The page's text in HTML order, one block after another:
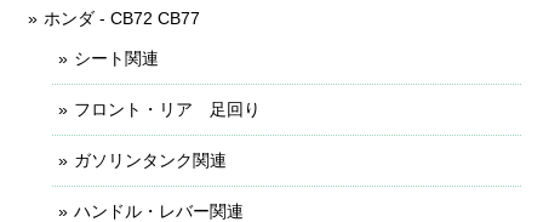
ホンダ - CB72 CB77
シート関連
フロント・リア 足回り
ガソリンタンク関連
ハンドル・レバー関連